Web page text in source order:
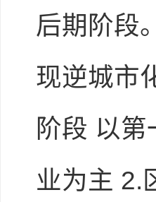
后期阶段
现逆城市
阶段 以
业为主 2.